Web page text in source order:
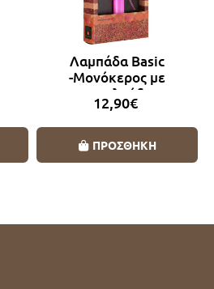
Λαμπάδα Basic
-Μονόκερος με
πεταλούδα
12,90€
ΠΡΟΣΘΗΚΗ